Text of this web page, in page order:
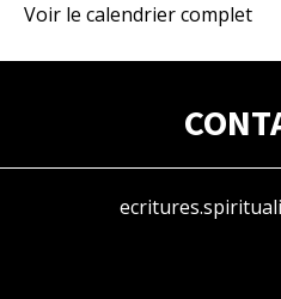
Voir le calendrier complet